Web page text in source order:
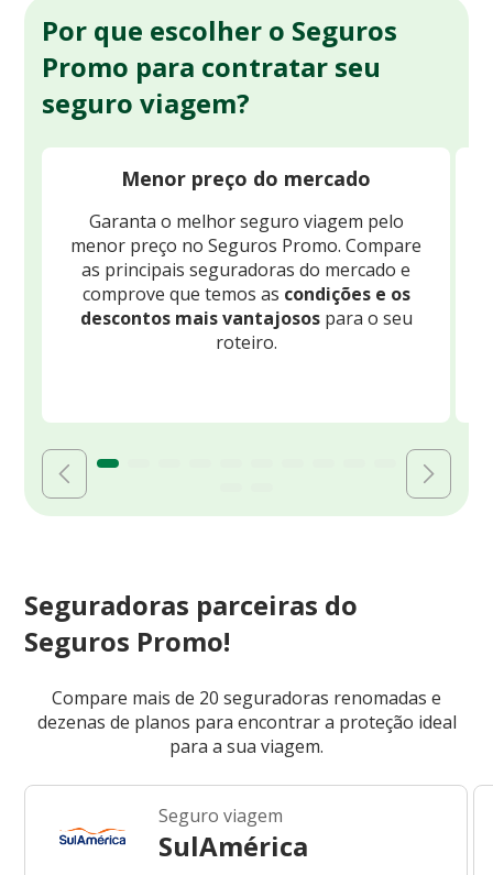
Por que escolher o Seguros
Promo para contratar seu
seguro viagem?
Menor preço do mercado
Garanta o melhor seguro viagem pelo
menor preço no Seguros Promo. Compare
as principais seguradoras do mercado e
comprove que temos as condições e os
descontos mais vantajosospara o seu
roteiro.
Seguradoras parceiras do
Seguros Promo!
Compare mais de 20 seguradoras renomadas e
dezenas de planos para encontrar a proteção ideal
para a sua viagem.
Seguro viagem
SulAmérica